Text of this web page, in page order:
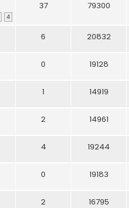
4
37 79300
6 20832
0 19128
1 14919
2 14961
4 19244
0 19183
2 16795